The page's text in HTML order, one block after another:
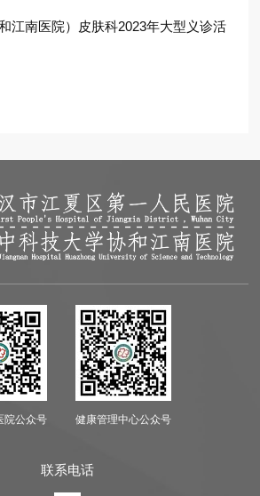
江南医院）皮肤科2023年大型义诊活
院公众号 健康管理中心公众号
联系电话